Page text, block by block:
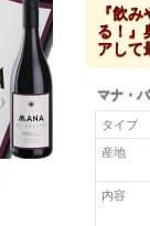
『飲
る！』
アし
マナ・
タイプ
産地
内容